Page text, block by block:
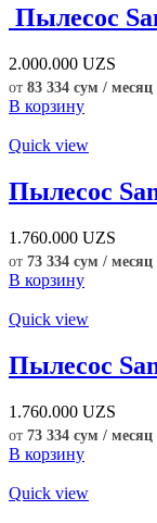
Пылесос
2.000.000 UZS
от 83 334 сум / месяц
В корзину
Quick view
Пылесос
1.760.000 UZS
от 73 334 сум / месяц
В корзину
Quick view
Пылесос
1.760.000 UZS
от 73 334 сум / месяц
В корзину
Quick view